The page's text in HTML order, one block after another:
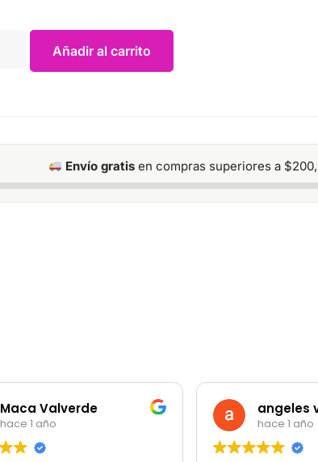
Añadir al carrito
Envío gratis en compras superiores a $
Maca Valverde
hace 1 año
angeles
hace 1 año